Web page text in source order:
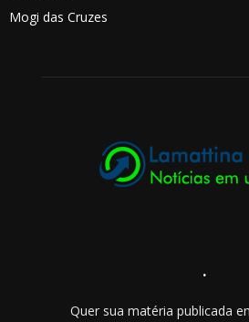
Mogi das Cruzes
.
Quer sua matéria publicada